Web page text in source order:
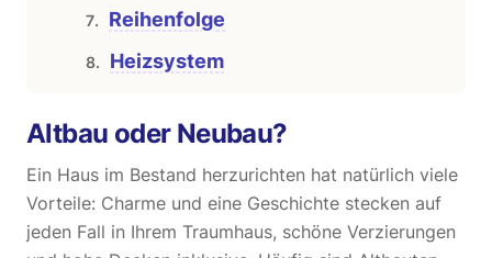
Reihenfolge
Heizsystem
Altbau oder Neubau?
Ein Haus im Bestand herzurichten hat natürlich viele
Vorteile: Charme und eine Geschichte stecken auf
jeden Fall in Ihrem Traumhaus, schöne Verzierungen